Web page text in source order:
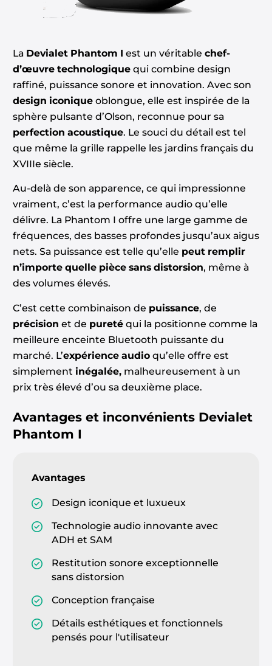
La Devialet Phantom I est un véritable chef-
d’œuvre technologiquequi combine design
raffiné, puissance sonore et innovation. Avec son
design iconiqueoblongue, elle est inspirée de la
sphère pulsante d’Olson, reconnue pour sa
perfection acoustique. Le souci du détail est tel
que même la grille rappelle les jardins français du
XVIIIe siècle.
Au-delà de son apparence, ce qui impressionne
vraiment, c’est la performance audio qu’elle
délivre. La Phantom I offre une large gamme de
fréquences, des basses profondes jusqu’aux aigus
nets. Sa puissance est telle qu’elle peut remplir
n’importe quelle pièce sans distorsion, même à
des volumes élevés.
C’est cette combinaison de puissance, de
précision et de puretéqui la positionne comme la
meilleure enceinte Bluetooth puissante du
marché. L’expérience audioqu’elle offre est
simplement inégalée, malheureusement à un
prix très élevé d’ou sa deuxième place.
Avantages et inconvénients Devialet
Phantom I
Avantages
Design iconique et luxueux
Technologie audio innovante avec
ADH et SAM
Restitution sonore exceptionnelle
sans distorsion
Conception française
Détails esthétiques et fonctionnels
pensés pour l'utilisateur